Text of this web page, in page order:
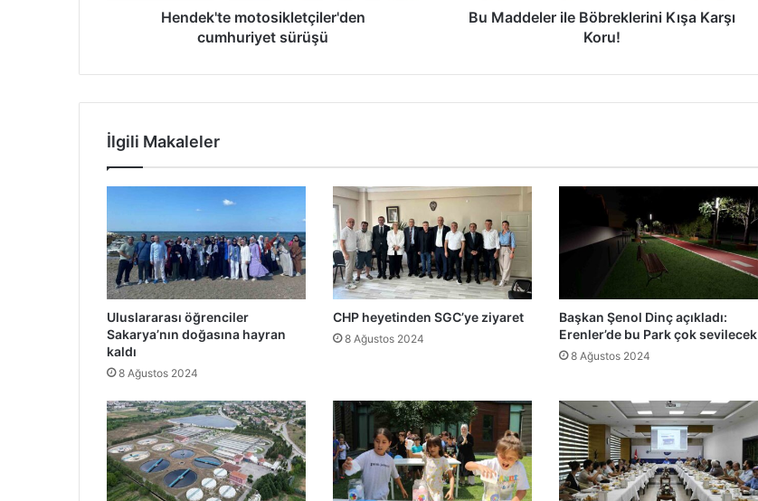
Hendek'te motosikletçiler'den
cumhuriyet sürüşü
Bu Maddeler ile Böbreklerini Kışa Karşı
Koru!
İlgili Makaleler
Uluslararası öğrenciler
Sakarya’nın doğasına hayran
kaldı
8 Ağustos 2024
CHP heyetinden SGC’ye ziyaret
8 Ağustos 2024
Başkan Şenol Dinç açıkladı:
Erenler’de bu Park çok sevilecek
8 Ağustos 2024